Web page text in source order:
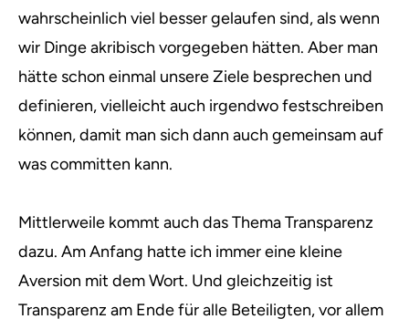
wahrscheinlich viel besser gelaufen sind, als wenn
wir Dinge akribisch vorgegeben hätten. Aber man
hätte schon einmal unsere Ziele besprechen und
definieren, vielleicht auch irgendwo festschreiben
können, damit man sich dann auch gemeinsam auf
was committen kann.
Mittlerweile kommt auch das Thema Transparenz
dazu. Am Anfang hatte ich immer eine kleine
Aversion mit dem Wort. Und gleichzeitig ist
Transparenz am Ende für alle Beteiligten, vor allem